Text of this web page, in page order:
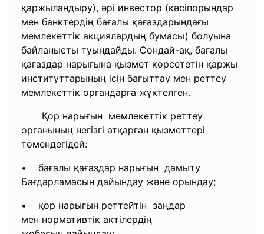
қаржыландыру), әрі инвестор (кәсіпорындар
мен банктердің бағалы қағаздарындағы
мемлекеттік акциялардың бумасы) болуына
байланысты туындайды. Сондай-ақ, бағалы
қағаздар нарығына қызмет көрсететін қаржы
институттарының ісін бағыттау мен реттеу
мемлекеттік органдарға жүктелген.
Қор нарығын мемлекеттік реттеу
органының негізгі атқарған қызметтері
төмендегідей:
• бағалы қағаздар нарығын дамыту
Бағдарламасын дайындау және орындау;
• қор нарығын реттейтін заңдар
мен нормативтік актілердің